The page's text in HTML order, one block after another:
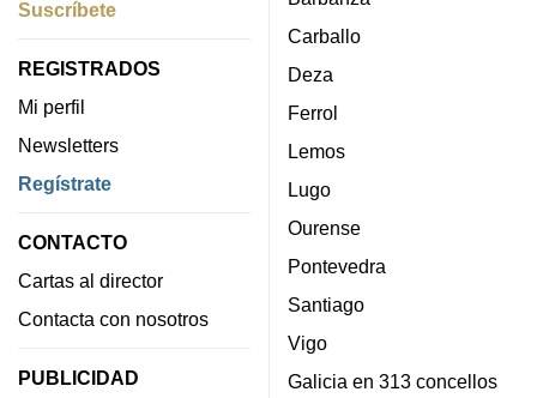
Suscríbete
REGISTRADOS
Mi perfil
Newsletters
Regístrate
CONTACTO
Cartas al director
Contacta con nosotros
PUBLICIDAD
Carballo
Deza
Ferrol
Lemos
Lugo
Ourense
Pontevedra
Santiago
Vigo
Galicia en 313 concellos